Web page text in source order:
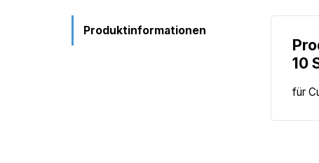
Produktinformationen
10
für